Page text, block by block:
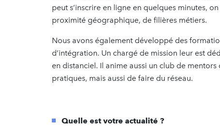
peut s’inscrire en ligne en quelques minutes,
proximité géographique, de filières métiers.
Nous avons également développé des
d’intégration. Un chargé de mission leur est
en distanciel. Il anime aussi un club de
pratiques, mais aussi de faire du réseau.
Quelle est votre actualité ?